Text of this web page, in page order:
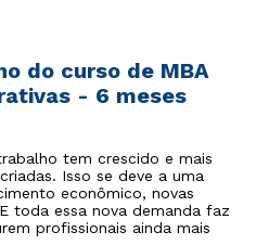
do curso de MBA
- 6 meses
tem crescido e mais
Isso se deve a uma
econômico, novas
toda essa nova demanda faz
profissionais ainda mais